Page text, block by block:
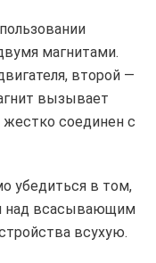
магнитами.
второй —
вызывает
соединен с
убедиться в том,
над всасывающим
всухую.